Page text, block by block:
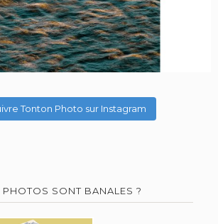
Tonton Photo sur Instagram
SONT BANALES ?